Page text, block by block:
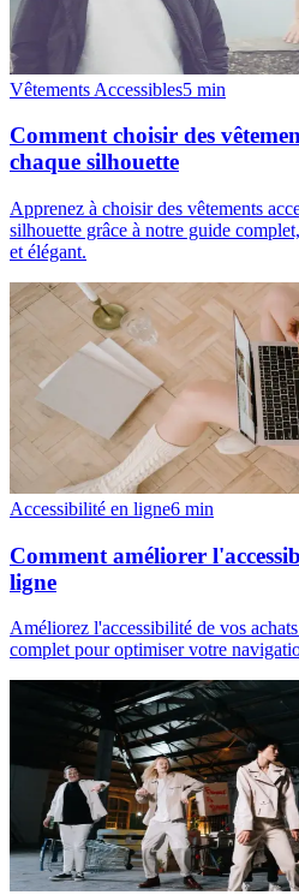
Vêtements Accessibles5 min
Comment choisir des
chaque silhouette
Apprenez à choisir des vêtements
silhouette grâce à notre guide
et élégant.
Accessibilité en ligne6 min
Comment améliorer
ligne
Améliorez l'accessibilité de vos
complet pour optimiser votre